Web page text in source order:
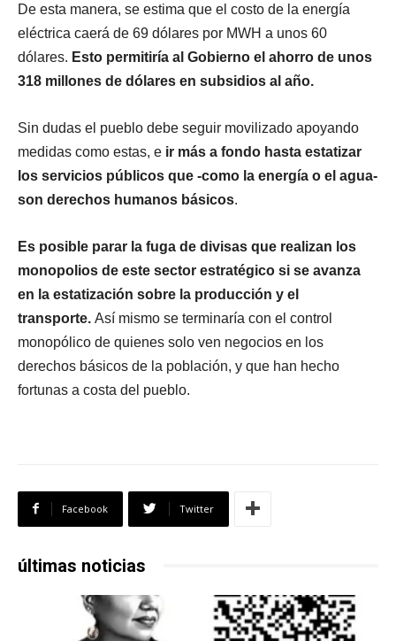
De esta manera, se estima que el costo de la energía
eléctrica caerá de 69 dólares por MWH a unos 60
dólares. Esto permitiría al Gobierno el ahorro de unos
318 millones de dólares en subsidios al año.
Sin dudas el pueblo debe seguir movilizado apoyando
medidas como estas, e ir más a fondo hasta estatizar
los servicios públicos que -como la energía o el agua-
son derechos humanos básicos.
Es posible parar la fuga de divisas que realizan los
monopolios de este sector estratégico si se avanza
en la estatización sobre la producción y el
transporte. Así mismo se terminaría con el control
monopólico de quienes solo ven negocios en los
derechos básicos de la población, y que han hecho
fortunas a costa del pueblo.
Facebook Twitter
últimas noticias